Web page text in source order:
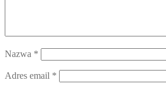
Nazwa *
Adres email *